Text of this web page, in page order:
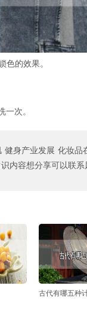
的效果。
次。
健身产业发展 化妆品
内容想分享可以联系
古代有哪五种